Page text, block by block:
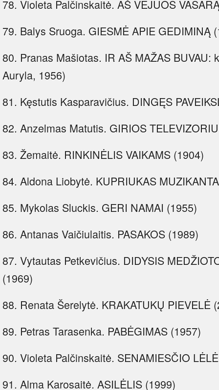
78. Violeta Palčinskaitė. AŠ VEJUOS
79. Balys Sruoga. GIESMĖ APIE GEDIMINĄ
80. Pranas Mašiotas. IR AŠ MAŽAS BUVAU:
Auryla, 1956)
81. Kęstutis Kasparavičius. DINGĘS
82. Anzelmas Matutis. GIRIOS
83. Žemaitė. RINKINĖLIS VAIKAMS (1904)
84. Aldona Liobytė. KUPRIUKAS
85. Mykolas Sluckis. GERI NAMAI (1955)
86. Antanas Vaičiulaitis. PASAKOS (1989)
87. Vytautas Petkevičius. DIDYSIS
(1969)
88. Renata Šerelytė. KRAKATUKŲ PIEVELĖ
89. Petras Tarasenka. PABĖGIMAS (1957)
90. Violeta Palčinskaitė. SENAMIESČIO
91. Alma Karosaitė. ASILĖLIS (1999)